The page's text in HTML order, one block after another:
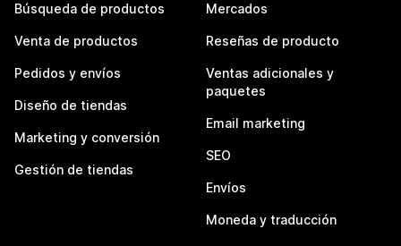
Búsqueda de productos
Venta de productos
Pedidos y envíos
Diseño de tiendas
Marketing y conversión
Gestión de tiendas
Mercados
Reseñas de producto
Ventas adicionales y
paquetes
Email marketing
SEO
Envíos
Moneda y traducción